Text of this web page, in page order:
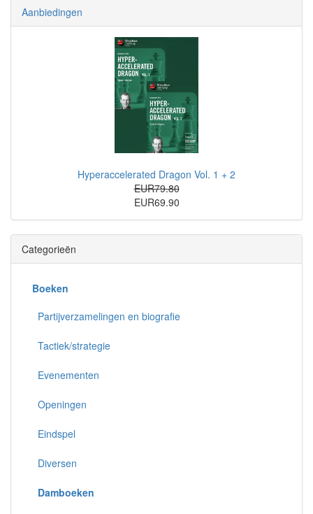
Aanbiedingen
Hyperaccelerated Dragon Vol. 1 + 2
EUR79.80
EUR69.90
Categorieën
Boeken
Partijverzamelingen en biografie
Tactiek/strategie
Evenementen
Openingen
Eindspel
Diversen
Damboeken